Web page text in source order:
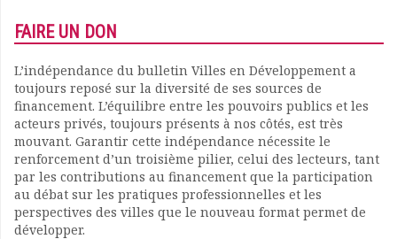
FAIRE UN DON
L’indépendance du bulletin Villes en Développement a
toujours reposé sur la diversité de ses sources de
financement. L’équilibre entre les pouvoirs publics et les
acteurs privés, toujours présents à nos côtés, est très
mouvant. Garantir cette indépendance nécessite le
renforcement d’un troisième pilier, celui des lecteurs, tant
par les contributions au financement que la participation
au débat sur les pratiques professionnelles et les
perspectives des villes que le nouveau format permet de
développer.